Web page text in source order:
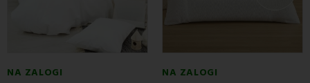
NA ZALOGI NA ZALOGI